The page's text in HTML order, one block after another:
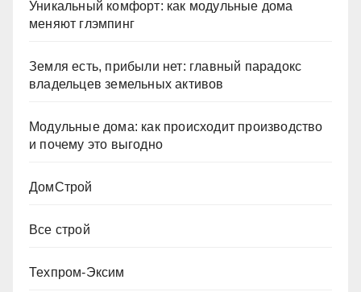
Уникальный комфорт: как модульные дома
меняют глэмпинг
Земля есть, прибыли нет: главный парадокс
владельцев земельных активов
Модульные дома: как происходит производство
и почему это выгодно
ДомСтрой
Все строй
Техпром-Эксим